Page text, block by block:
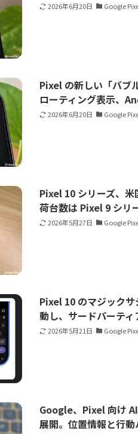
2026年6月20日 Google
Pixel の新しい「バブ
ローティング表示、
2026年6月20日 Google
Pixel 10 シリーズ、
荷台数は Pixel 9 シリ
2026年5月27日 Google
Pixel 10 のマジック
動し、サードパーテ
2026年5月21日 Google
Google、Pixel 向け
展開。位置情報と行